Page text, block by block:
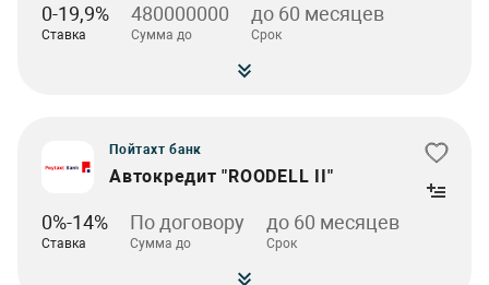
0-19,9%
Ставка
480000000
Сумма до
до 60 месяцев
Срок
Пойтахт банк
Автокредит "ROODELL II"
0%-14%
Ставка
По договору
Сумма до
до 60 месяцев
Срок